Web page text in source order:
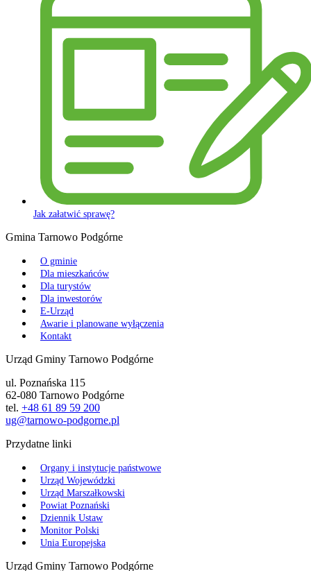
Jak załatwić sprawę?
Gmina Tarnowo Podgórne
O gminie
Dla mieszkańców
Dla turystów
Dla inwestorów
E-Urząd
Awarie i planowane wyłączenia
Kontakt
Urząd Gminy Tarnowo Podgórne
ul. Poznańska 115
62-080 Tarnowo Podgórne
tel. +48 61 89 59 200
ug@tarnowo-podgorne.pl
Przydatne linki
Organy i instytucje państwowe
Urząd Wojewódzki
Urząd Marszałkowski
Powiat Poznański
Dziennik Ustaw
Monitor Polski
Unia Europejska
Urząd Gminy Tarnowo Podgórne